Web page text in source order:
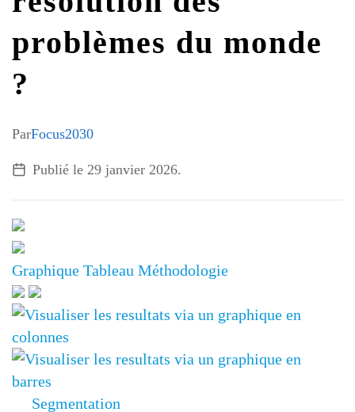
G7 / G20
TOUS LES THÈMES
VIDÉOS
problèmes du monde
?
ParFocus2030
Publié le 29 janvier 2026.
Graphique Tableau Méthodologie
Segmentation